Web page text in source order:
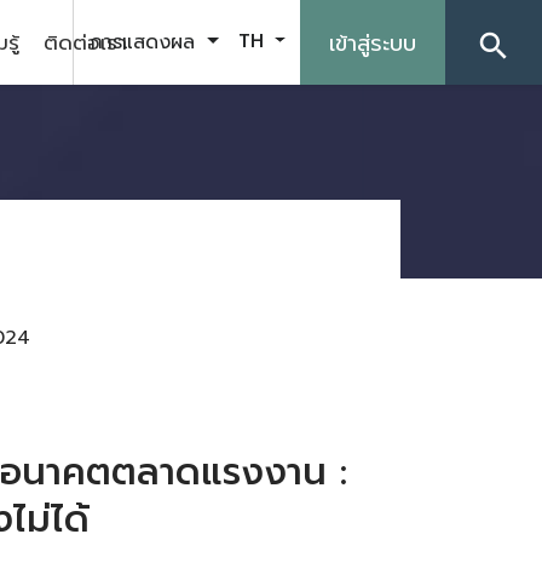
รู้ ติดต่อเราการแสดงผล TH เข้าสู่ระบบ search
นาคตตลาดแรงงาน :
ม่ได้